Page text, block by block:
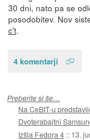
30 dni, nato pa se
posodobitev. Nov
c't.
4 komentarji
Preberite si še…
Na CeBIT-u
Dvoterabajtni
Izšla Fedora 4 :: 13.